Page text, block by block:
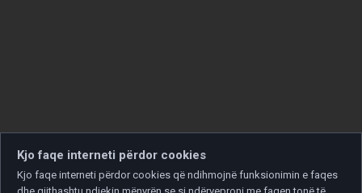
Kjo faqe interneti përdor cookies
Kjo faqe interneti përdor cookies që ndihmojnë funksionimin e faqes